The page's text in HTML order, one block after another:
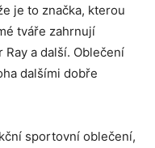
je to značka, kterou
tváře zahrnují
Ray a další. Oblečení
dalšími dobře
sportovní oblečení,